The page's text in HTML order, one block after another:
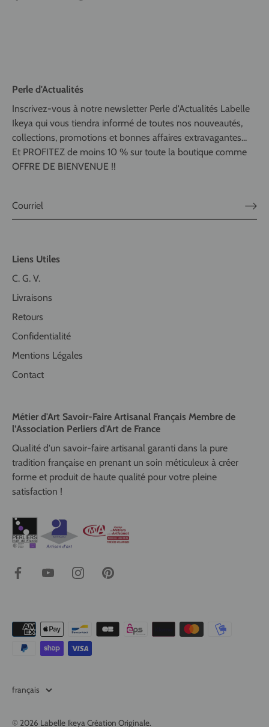
Perle d'Actualités
Inscrivez-vous à notre newsletter Perle d'Actualités Labelle
Ikeya qui vous tiendra informé de toutes nos nouveautés,
collections, promotions et bonnes affaires extravagantes...
Et PROFITEZ de moins 10 % sur toute la boutique comme
OFFRE DE BIENVENUE !!
Liens Utiles
C. G. V.
Livraisons
Retours
Confidentialité
Mentions Légales
Contact
Métier d'Art Savoir-Faire Artisanal Français Membre de
l’Association Perliers d'Art de France
Qualité d'un savoir-faire artisanal garanti dans la pure
tradition française en prenant un soin méticuleux à créer
forme et produit de haute qualité pour votre pleine
satisfaction !
Langue
français
© 2026 Labelle Ikeya Création Originale.